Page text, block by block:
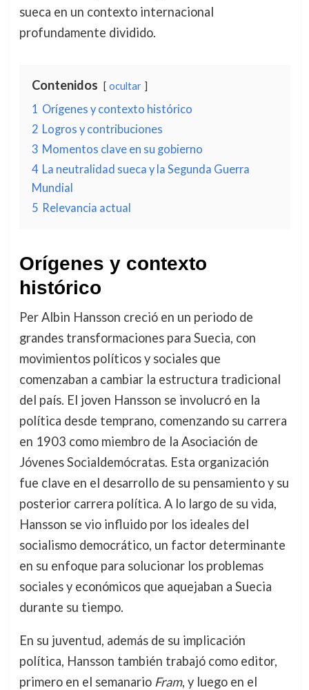
sueca en un contexto internacional
profundamente dividido.
Contenidos ocultar
1 Orígenes y contexto histórico
2 Logros y contribuciones
3 Momentos clave en su gobierno
4 La neutralidad sueca y la Segunda Guerra
Mundial
5 Relevancia actual
Orígenes y contexto
histórico
Per Albin Hansson creció en un periodo de
grandes transformaciones para Suecia, con
movimientos políticos y sociales que
comenzaban a cambiar la estructura tradicional
del país. El joven Hansson se involucró en la
política desde temprano, comenzando su carrera
en 1903 como miembro de la Asociación de
Jóvenes Socialdemócratas. Esta organización
fue clave en el desarrollo de su pensamiento y su
posterior carrera política. A lo largo de su vida,
Hansson se vio influido por los ideales del
socialismo democrático, un factor determinante
en su enfoque para solucionar los problemas
sociales y económicos que aquejaban a Suecia
durante su tiempo.
En su juventud, además de su implicación
política, Hansson también trabajó como editor,
primero en el semanario Fram, y luego en el